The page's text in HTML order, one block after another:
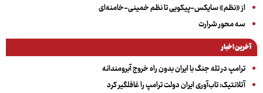
از «نظم» سایکس-پیکویی تا نظم خمینی-خامنه‌ای
سه‌ محور شرارت
آخرین اخبار
ترامپ در تله جنگ با ایران بدون راه خروج آبرومندانه
آتلانتیک: تاب‌آوری ایران دولت ترامپ را غافلگیر کرد